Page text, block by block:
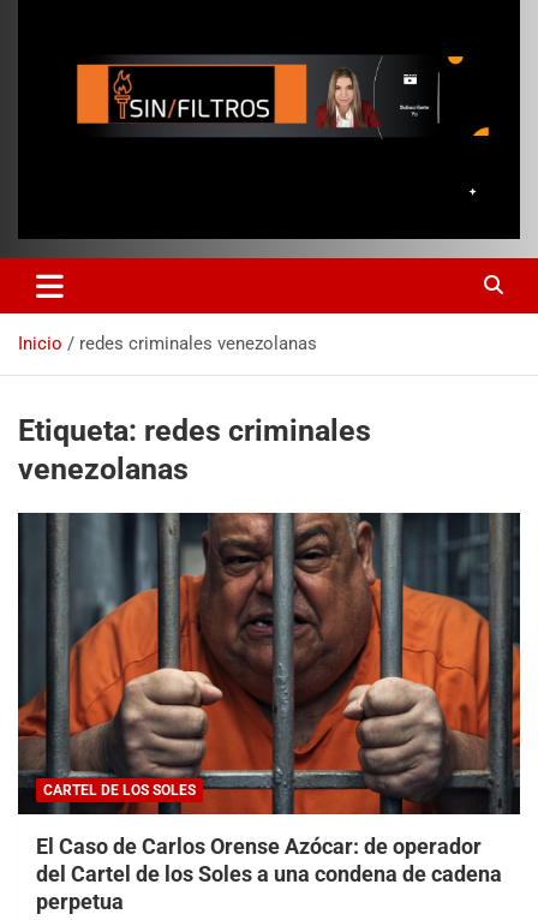
Inicio redes criminales venezolanas
Etiqueta: redes criminales
venezolanas
CARTEL DE LOS SOLES
El Caso de Carlos Orense Azócar: de operador
del Cartel de los Soles a una condena de cadena
perpetua